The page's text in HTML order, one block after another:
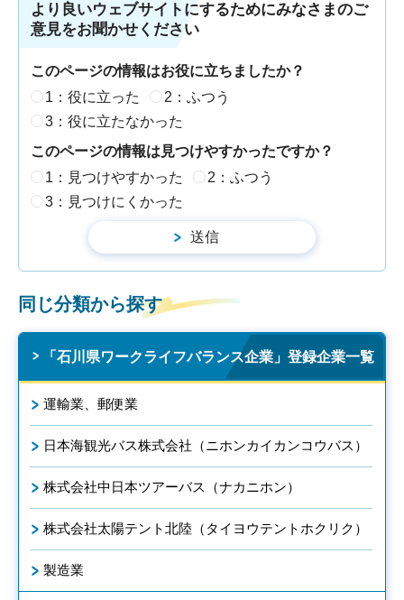
より良いウェブサイトにするためにみなさまのご
意見をお聞かせください
このページの情報はお役に立ちましたか？
1：役に立った
2：ふつう
3：役に立たなかった
このページの情報は見つけやすかったですか？
1：見つけやすかった
2：ふつう
3：見つけにくかった
同じ分類から探す
「石川県ワークライフバランス企業」登録企業一覧
運輸業、郵便業
日本海観光バス株式会社（ニホンカイカンコウバス）
株式会社中日本ツアーバス（ナカニホン）
株式会社太陽テント北陸（タイヨウテントホクリク）
製造業